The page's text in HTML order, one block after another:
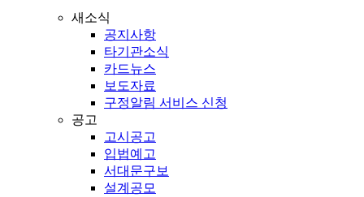
새소식
공지사항
타기관소식
카드뉴스
보도자료
구정알림 서비스 신청
공고
고시공고
입법예고
서대문구보
설계공모